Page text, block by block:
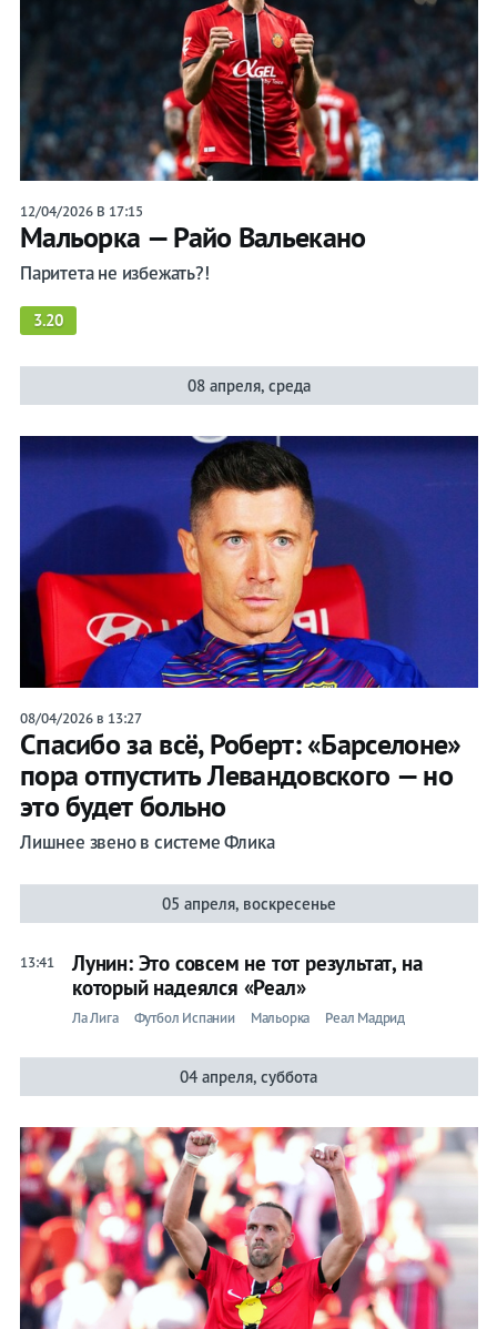
12/04/2026 В 17:15
Мальорка — Райо Вальекано
Паритета не избежать?!
3.20
08 апреля, среда
08/04/2026 в 13:27
Спасибо за всё, Роберт: «Барселоне»
пора отпустить Левандовского — но
это будет больно
Лишнее звено в системе Флика
05 апреля, воскресенье
13:41
Лунин: Это совсем не тот результат, на
который надеялся «Реал»
Ла Лига Футбол Испании Мальорка Реал Мадрид
04 апреля, суббота